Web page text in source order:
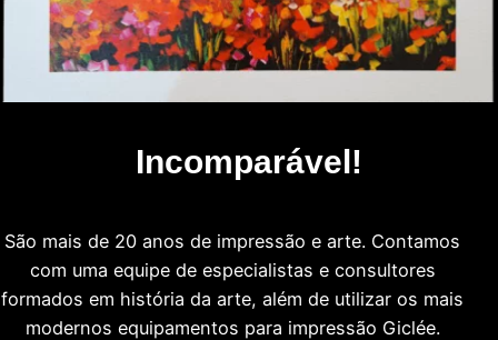
Incomparável!
São mais de 20 anos de impressão e arte. Contamos
com uma equipe de especialistas e consultores
formados em história da arte, além de utilizar os mais
modernos equipamentos para impressão Giclée.